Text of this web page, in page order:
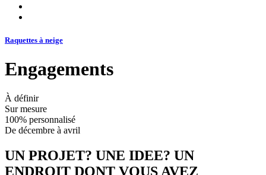
Raquettes à neige
Engagements
À définir
Sur mesure
100% personnalisé
De décembre à avril
UN PROJET? UNE IDEE? UN
ENDROIT DONT VOUS AVEZ